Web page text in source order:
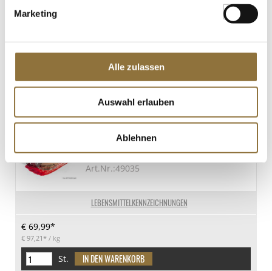
Marketing
Alle zulassen
Auswahl erlauben
Ablehnen
€ 69,40*
St.
LEBENSMITTELKENNZEICHNUNGEN
Schokoladencreme
m.Himbeerfruchtmarkt auf
80ml
Art.Nr.:49035
€ 69,99*
€ 97,21* / kg
St.